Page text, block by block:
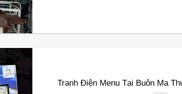
Tranh Điện Menu Tại Buôn Ma